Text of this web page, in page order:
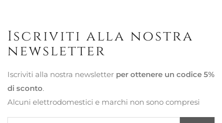
Iscriviti alla nostra
newsletter
Iscriviti alla nostra newsletter per ottenere un codice 5%
di sconto.
Alcuni elettrodomestici e marchi non sono compresi